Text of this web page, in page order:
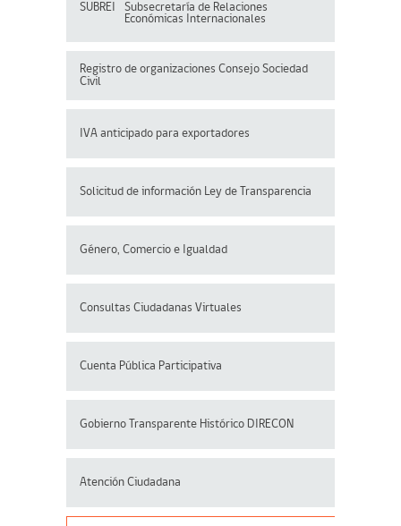
SUBREI
Subsecretaría de Relaciones
Económicas Internacionales
Registro de organizaciones Consejo Sociedad
Civil
IVA anticipado para exportadores
Solicitud de información Ley de Transparencia
Género, Comercio e Igualdad
Consultas Ciudadanas Virtuales
Cuenta Pública Participativa
Gobierno Transparente Histórico DIRECON
Atención Ciudadana